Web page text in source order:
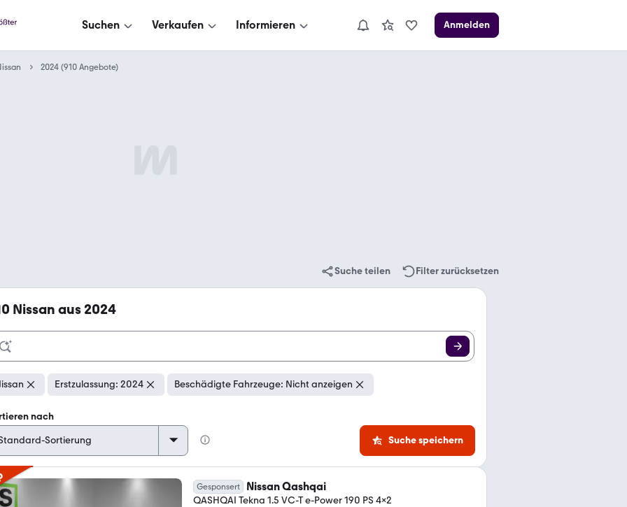
Suchen Verkaufen Informieren Anmelden
2024 (910 Angebote)
Suche teilen Filter zurücksetzen
Nissan aus 2024
Erstzulassung: 2024 Beschädigte Fahrzeuge: Nicht anzeigen
nach
Suche speichern
Gesponsert Nissan Qashqai
QASHQAI Tekna 1.5 VC-T e-Power 190 PS 4x2